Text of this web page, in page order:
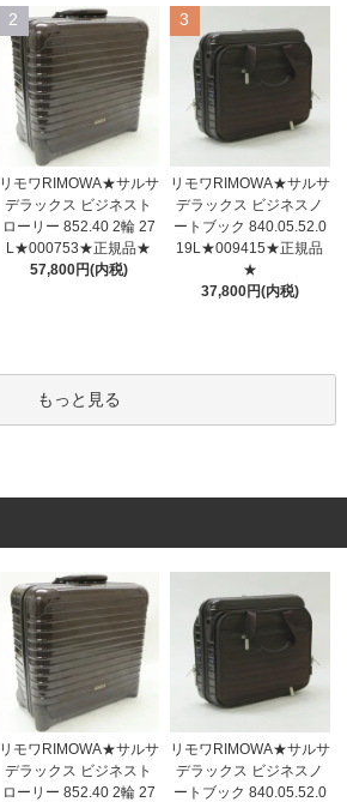
2
リモワRIMOWA★サルサ
デラックス ビジネスト
ローリー 852.40 2輪 27
L★000753★正規品★
57,800円(内税)
3
リモワRIMOWA★サルサ
デラックス ビジネスノ
ートブック 840.05.52.0
19L★009415★正規品
★
37,800円(内税)
もっと見る
リモワRIMOWA★サルサ
デラックス ビジネスト
ローリー 852.40 2輪 27
リモワRIMOWA★サルサ
デラックス ビジネスノ
ートブック 840.05.52.0